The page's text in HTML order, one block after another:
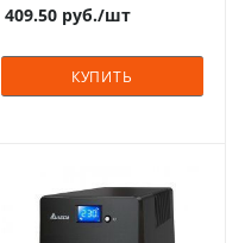
Габариты (ВхШхГ), мм
Способ монтажа
Напольный
Мощность силового
409.50руб./шт
КУПИТЬ
Тип корпуса